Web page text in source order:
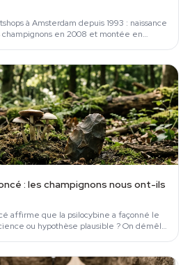
à Amsterdam depuis 1993 : naissance
en 2008 et montée en
: les champignons nous ont-ils
affirme que la psilocybine a façonné le
ou hypothèse plausible ? On démêle